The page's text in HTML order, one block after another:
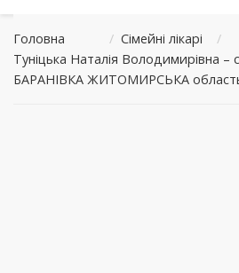
Головна / Сімейні лікарі
/
Туніцька Наталія Володимирівна –
БАРАНІВКА ЖИТОМИРСЬКА